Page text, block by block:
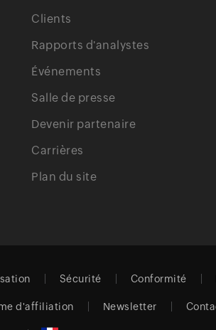
Clients
Rapports d'analystes
Événements
Salle de presse
Devenir partenaire
Carrières
Plan du site
Sécurité Conformité
d'affiliation Newsletter